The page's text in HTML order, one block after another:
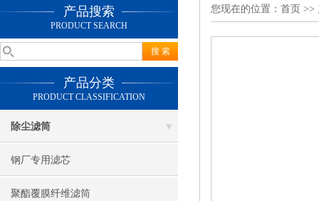
产品搜索
PRODUCT SEARCH
产品分类
PRODUCT CLASSIFICATION
除尘滤筒
钢厂专用滤芯
聚酯覆膜纤维滤筒
您现在的位置： 首页 >>